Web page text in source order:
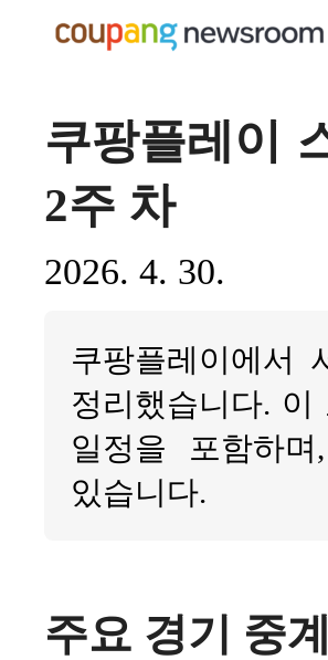
쿠팡플레이
2주 차
2026. 4. 30.
쿠팡플레이에서
정리했습니다.
일정을 포함하
있습니다.
주요 경기 중